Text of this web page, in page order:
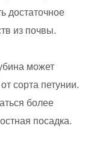
достаточное
из почвы.
может
сорта петунии.
более
посадка.